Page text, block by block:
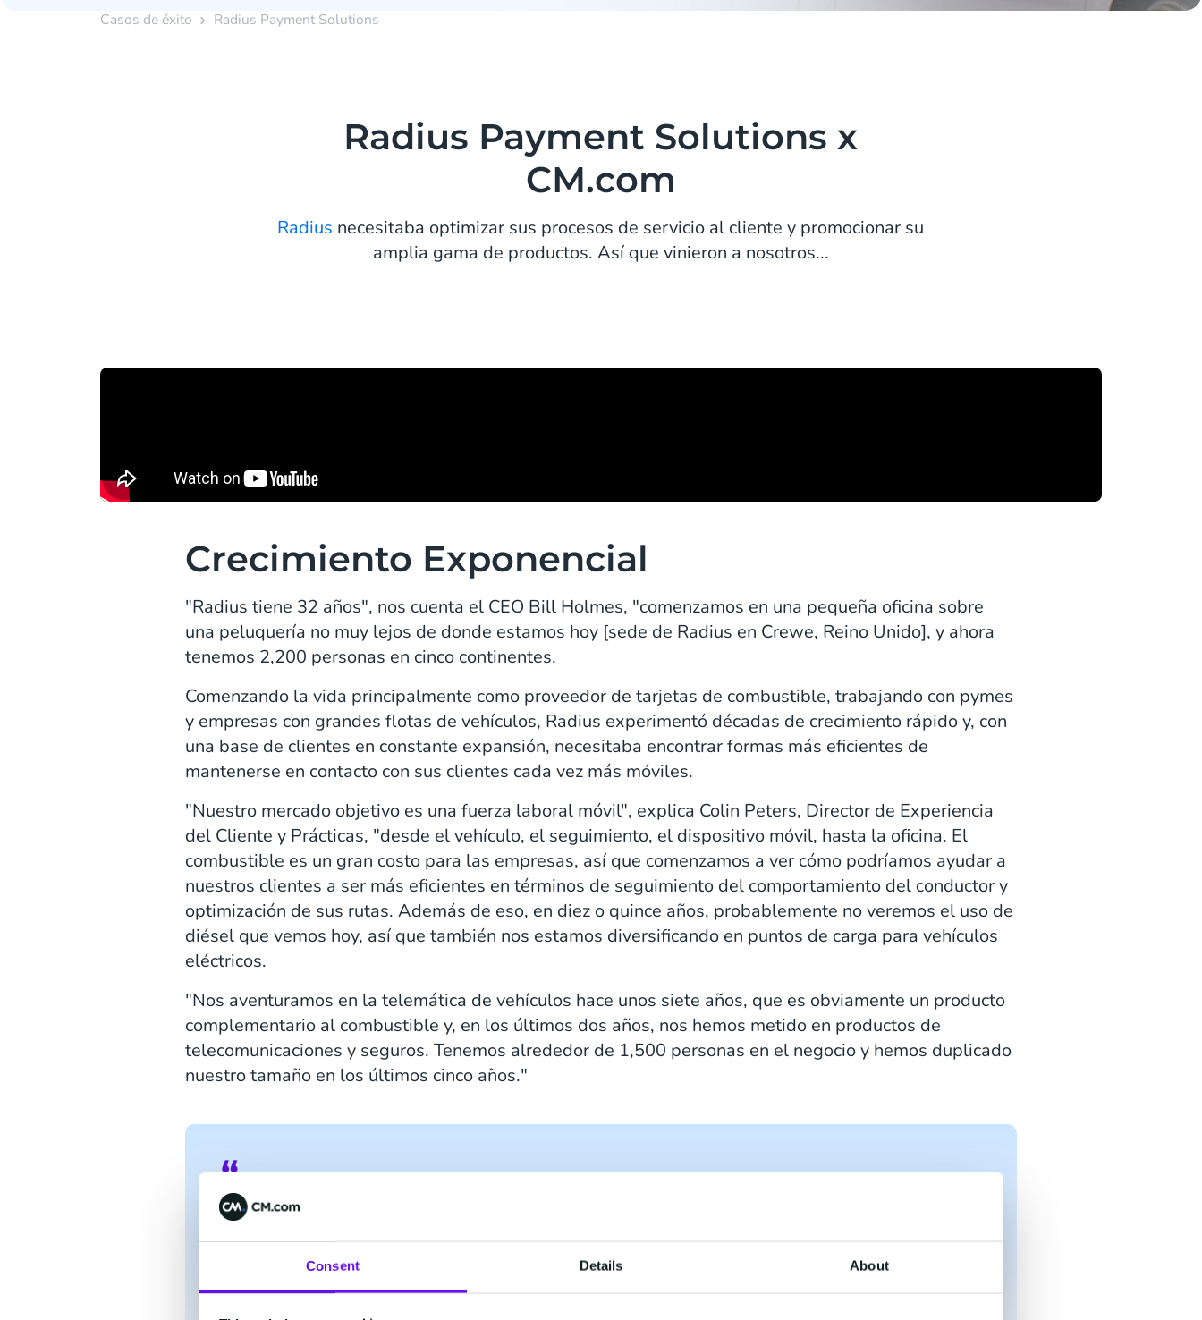
Consent Details About
Casos de éxito Radius Payment Solutions
Radius Payment Solutions x
CM.com
Radius necesitaba optimizar sus procesos de servicio al cliente y promocionar su
amplia gama de productos. Así que vinieron a nosotros...
Crecimiento Exponencial
"Radius tiene 32 años", nos cuenta el CEO Bill Holmes, "comenzamos en una pequeña oficina sobre
una peluquería no muy lejos de donde estamos hoy [sede de Radius en Crewe, Reino Unido], y ahora
tenemos 2,200 personas en cinco continentes.
Comenzando la vida principalmente como proveedor de tarjetas de combustible, trabajando con pymes
y empresas con grandes flotas de vehículos, Radius experimentó décadas de crecimiento rápido y, con
una base de clientes en constante expansión, necesitaba encontrar formas más eficientes de
mantenerse en contacto con sus clientes cada vez más móviles.
"Nuestro mercado objetivo es una fuerza laboral móvil", explica Colin Peters, Director de Experiencia
del Cliente y Prácticas, "desde el vehículo, el seguimiento, el dispositivo móvil, hasta la oficina. El
combustible es un gran costo para las empresas, así que comenzamos a ver cómo podríamos ayudar a
nuestros clientes a ser más eficientes en términos de seguimiento del comportamiento del conductor y
optimización de sus rutas. Además de eso, en diez o quince años, probablemente no veremos el uso de
diésel que vemos hoy, así que también nos estamos diversificando en puntos de carga para vehículos
eléctricos.
"Nos aventuramos en la telemática de vehículos hace unos siete años, que es obviamente un producto
complementario al combustible y, en los últimos dos años, nos hemos metido en productos de
telecomunicaciones y seguros. Tenemos alrededor de 1,500 personas en el negocio y hemos duplicado
nuestro tamaño en los últimos cinco años."
“CM.com entendió nuestro problema, entendió que ya teníamos un CRM en funcionamiento y
que necesitábamos una extensión, y estuvo dispuesto a analizar nuestros requisitos
personalizados y trabajar con nosotros para cumplirlos. Eso fue único.” Colin Peters, Customer
Experience & Practices Director, Radius Payment Solutions